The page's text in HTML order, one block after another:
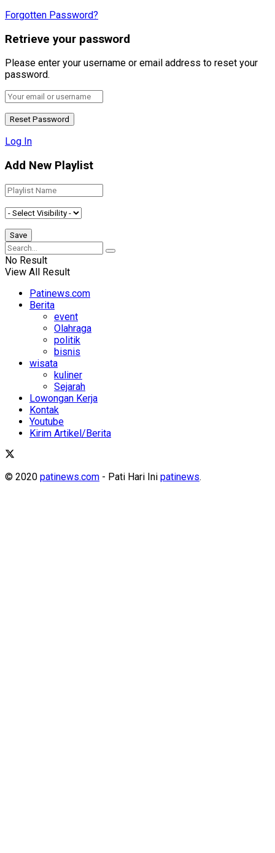
Forgotten Password?
Retrieve your password
Please enter your username or email address to reset your
password.
Log In
Add New Playlist
No Result
View All Result
Patinews.com
Berita
event
Olahraga
politik
bisnis
wisata
kuliner
Sejarah
Lowongan Kerja
Kontak
Youtube
Kirim Artikel/Berita
© 2020 patinews.com - Pati Hari Ini patinews.